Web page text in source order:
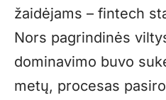
žaidėjams – fintech
Nors pagrindinės
dominavimo buvo
metų, procesas